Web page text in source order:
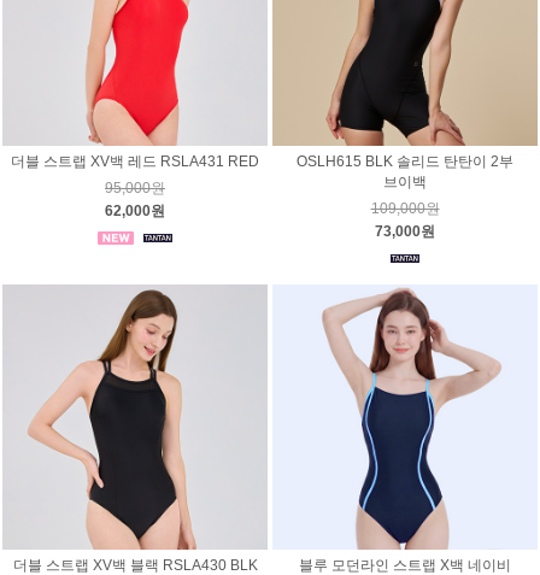
더블 스트랩 XV백 레드 RSLA431 RED
95,000원
62,000원
OSLH615 BLK 솔리드 탄탄이 2부
브이백
109,000원
73,000원
더블 스트랩 XV백 블랙 RSLA430 BLK
블루 모던라인 스트랩 X백 네이비